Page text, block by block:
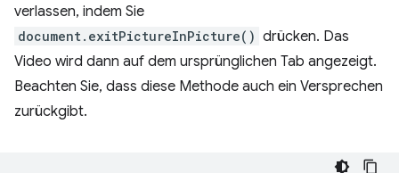
verlassen, indem Sie
document.exitPictureInPicture() drücken. Das
Video wird dann auf dem ursprünglichen Tab angezeigt.
Beachten Sie, dass diese Methode auch ein Versprechen
zurückgibt.